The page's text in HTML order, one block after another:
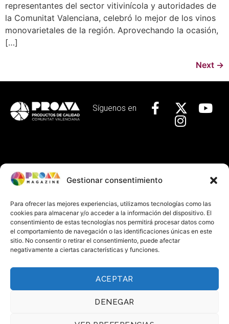
Gestionar consentimiento
Para ofrecer las mejores experiencias, utilizamos tecnologías como las
cookies para almacenar y/o acceder a la información del dispositivo. El
consentimiento de estas tecnologías nos permitirá procesar datos como
el comportamiento de navegación o las identificaciones únicas en este
sitio. No consentir o retirar el consentimiento, puede afectar
negativamente a ciertas características y funciones.
ACEPTAR
DENEGAR
representantes del sector vitivinícola y autoridades de
la Comunitat Valenciana, celebró lo mejor de los vinos
monovarietales de la región. Aprovechando la ocasión,
[…]
Next →
Síguenos en
Localízanos
Calle Baja, 29 Valencia
+34 963 92 44 63
info@proava.org
Información
Aviso legal
Política de privacidad